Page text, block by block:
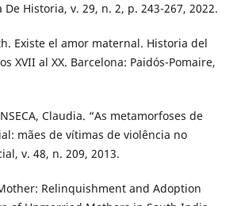
De Historia, v. 29, n. 2, p. 243-267, 2022.
Existe el amor maternal. Historia del
XVII al XX. Barcelona: Paidós-Pomaire,
Claudia. “As metamorfoses de
mães de vítimas de violência no
v. 48, n. 209, 2013.
Relinquishment and Adoption